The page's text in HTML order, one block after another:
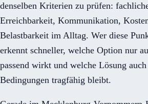
denselben Kriterien zu prüfen:
Erreichbarkeit, Kommunikation,
Belastbarkeit im Alltag. Wer diese
erkennt schneller, welche Option nur
passend wirkt und welche Lösung
Bedingungen tragfähig bleibt.